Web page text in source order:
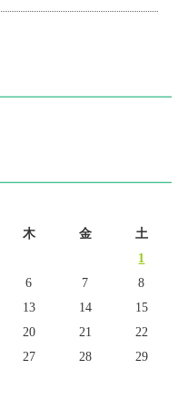
木 金 土
1
6 7
8
13 14
15
20 21
22
27 28
29